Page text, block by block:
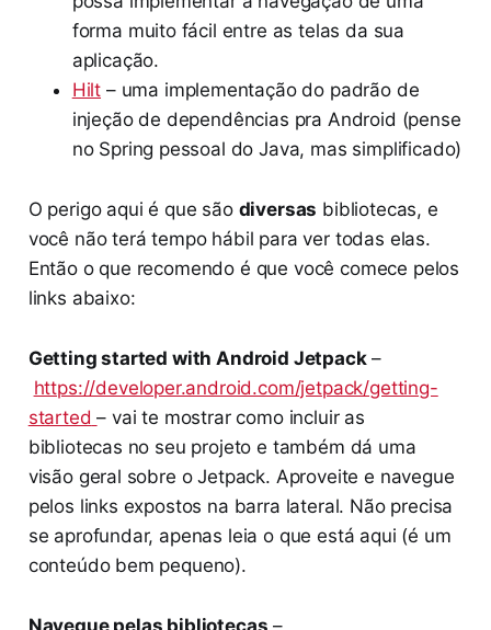
forma muito fácil entre as telas da sua
aplicação.
Hilt – uma implementação do padrão de
injeção de dependências pra Android (pense
no Spring pessoal do Java, mas simplificado)
O perigo aqui é que são diversas bibliotecas, e
você não terá tempo hábil para ver todas elas.
Então o que recomendo é que você comece pelos
links abaixo:
Getting started with Android Jetpack–
https://developer.android.com/jetpack/getting-
started – vai te mostrar como incluir as
bibliotecas no seu projeto e também dá uma
visão geral sobre o Jetpack. Aproveite e navegue
pelos links expostos na barra lateral. Não precisa
se aprofundar, apenas leia o que está aqui (é um
conteúdo bem pequeno).